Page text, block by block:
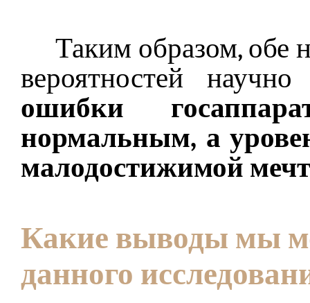
Таким образом, обе
вероятностей
ошибки
нормальным, а
малодостижимой
Какие выводы мы
данного